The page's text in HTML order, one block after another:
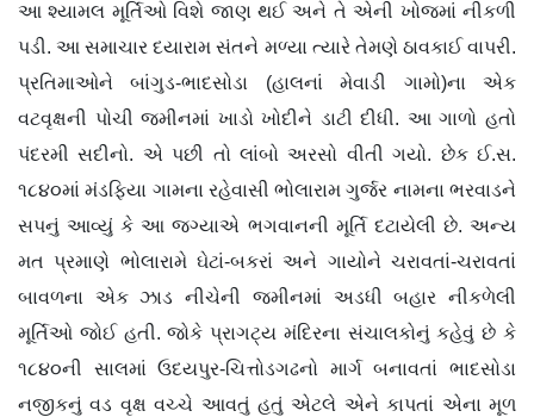
આ શ્યામલ મૂર્તિઓ વિશે જાણ થઈ અને તે એની ખોજમાં નીકળી
પડી. આ સમાચાર દયારામ સંતને મળ્યા ત્યારે તેમણે ઠાવકાઈ વાપરી.
પ્રતિમાઓને બાંગુડ-ભાદસોડા (હાલનાં મેવાડી ગામો)ના એક
વટવૃક્ષની પોચી જમીનમાં ખાડો ખોદીને ડાટી દીધી. આ ગાળો હતો
પંદરમી સદીનો. એ પછી તો લાંબો અરસો વીતી ગયો. છેક ઈ.સ.
૧૮૪૦માં મંડફિયા ગામના રહેવાસી ભોલારામ ગુર્જર નામના ભરવાડને
સપનું આવ્યું કે આ જગ્યાએ ભગવાનની મૂર્તિ દટાયેલી છે. અન્ય
મત પ્રમાણે ભોલારામે ઘેટાં-બકરાં અને ગાયોને ચરાવતાં-ચરાવતાં
બાવળના એક ઝાડ નીચેની જમીનમાં અડધી બહાર નીકળેલી
મૂર્તિઓ જોઈ હતી. જોકે પ્રાગટ્ય મંદિરના સંચાલકોનું કહેવું છે કે
૧૮૪૦ની સાલમાં ઉદયપુર-ચિત્તોડગઢનો માર્ગ બનાવતાં ભાદસોડા
નજીકનું વડ વૃક્ષ વચ્ચે આવતું હતું એટલે એને કાપતાં એના મૂળ